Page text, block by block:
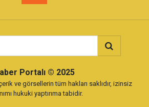
Portalı © 2025
ve görsellerin tüm hakları saklıdır, izinsiz
hukuki yaptırıma tabidir.